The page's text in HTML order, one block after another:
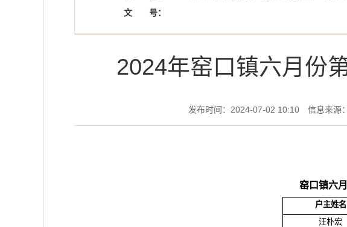
文
号：
2024年窑口镇六月份
发布时间：2024-07-02 10:10 信息来源
窑口镇六
户主姓名
汪朴宏